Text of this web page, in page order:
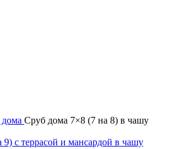
Сруб дома 7×8 (7 на 8) в чашу
с террасой и мансардой в чашу